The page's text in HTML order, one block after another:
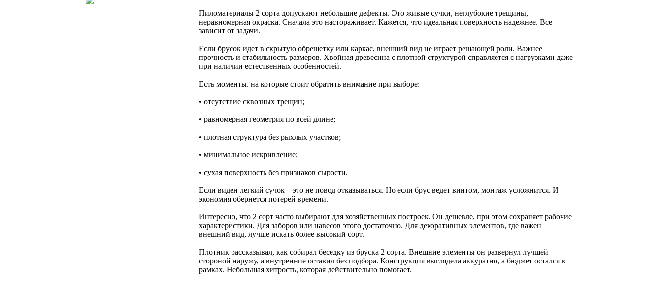
Пиломатериалы 2 сорта допускают небольшие дефекты. Это живые сучки, неглубокие трещины,
неравномерная окраска. Сначала это настораживает. Кажется, что идеальная поверхность надежнее. Все
зависит от задачи.
Если брусок идет в скрытую обрешетку или каркас, внешний вид не играет решающей роли. Важнее
прочность и стабильность размеров. Хвойная древесина с плотной структурой справляется с нагрузками даже
при наличии естественных особенностей.
Есть моменты, на которые стоит обратить внимание при выборе:
• отсутствие сквозных трещин;
• равномерная геометрия по всей длине;
• плотная структура без рыхлых участков;
• минимальное искривление;
• сухая поверхность без признаков сырости.
Если виден легкий сучок – это не повод отказываться. Но если брус ведет винтом, монтаж усложнится. И
экономия обернется потерей времени.
Интересно, что 2 сорт часто выбирают для хозяйственных построек. Он дешевле, при этом сохраняет рабочие
характеристики. Для заборов или навесов этого достаточно. Для декоративных элементов, где важен
внешний вид, лучше искать более высокий сорт.
Плотник рассказывал, как собирал беседку из бруска 2 сорта. Внешние элементы он развернул лучшей
стороной наружу, а внутренние оставил без подбора. Конструкция выглядела аккуратно, а бюджет остался в
рамках. Небольшая хитрость, которая действительно помогает.